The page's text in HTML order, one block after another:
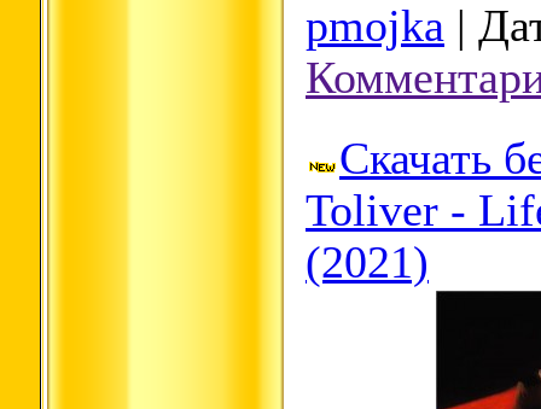
pmojka |
Скачать
Toliver -
(2021)